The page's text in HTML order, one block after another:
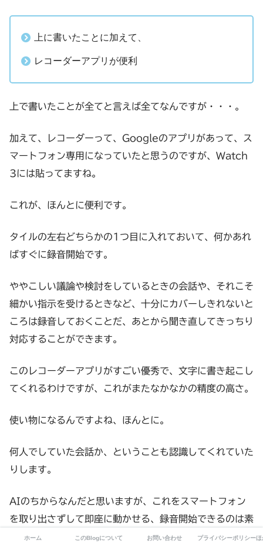
上に書いたことに加えて、
レコーダーアプリが便利
上で書いたことが全てと言えば全てなんですが・・・。
加えて、レコーダーって、Googleのアプリがあって、ス
マートフォン専用になっていたと思うのですが、Watch
3には貼ってますね。
これが、ほんとに便利です。
タイルの左右どちらかの1つ目に入れておいて、何かあれ
ばすぐに録音開始です。
ややこしい議論や検討をしているときの会話や、それこそ
細かい指示を受けるときなど、十分にカバーしきれないと
ころは録音しておくことだ、あとから聞き直してきっちり
対応することができます。
このレコーダーアプリがすごい優秀で、文字に書き起こし
てくれるわけですが、これがまたなかなかの精度の高さ。
使い物になるんですよね、ほんとに。
何人でしていた会話か、ということも認識してくれていた
りします。
AIのちからなんだと思いますが、これをスマートフォン
を取り出さずして即座に動かせる、録音開始できるのは素
晴らしいです。
ホーム このBlogについて お問い合わせ プライバシーポリシーほ